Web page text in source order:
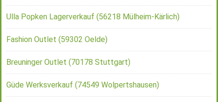
Ulla Popken Lagerverkauf (56218 Mülheim-Kärlich)
Fashion Outlet (59302 Oelde)
Breuninger Outlet (70178 Stuttgart)
Güde Werksverkauf (74549 Wolpertshausen)